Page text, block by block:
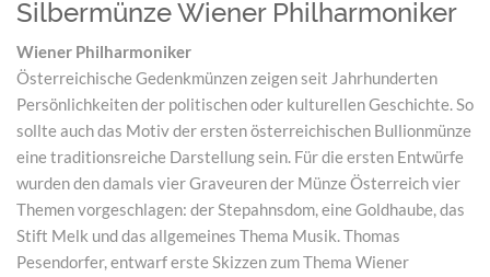
Silbermünze Wiener Philharmoniker
Wiener Philharmoniker
Österreichische Gedenkmünzen zeigen seit Jahrhunderten
Persönlichkeiten der politischen oder kulturellen Geschichte. So
sollte auch das Motiv der ersten österreichischen Bullionmünze
eine traditionsreiche Darstellung sein. Für die ersten Entwürfe
wurden den damals vier Graveuren der Münze Österreich vier
Themen vorgeschlagen: der Stepahnsdom, eine Goldhaube, das
Stift Melk und das allgemeines Thema Musik. Thomas
Pesendorfer, entwarf erste Skizzen zum Thema Wiener